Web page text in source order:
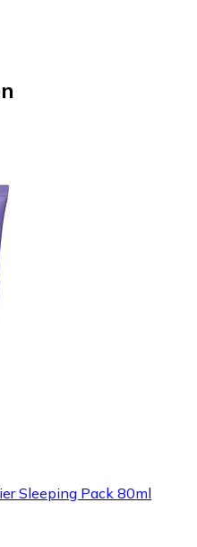
Sleeping Pack 80ml